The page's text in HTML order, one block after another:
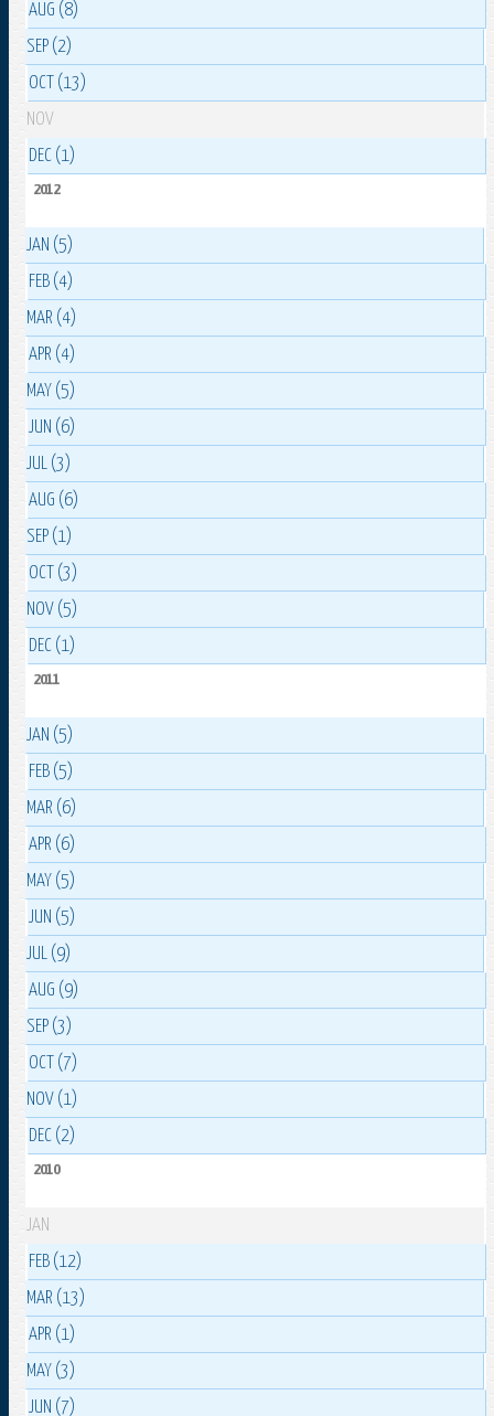
AUG (8)
SEP (2)
OCT (13)
NOV
DEC (1)
2012
JAN (5)
FEB (4)
MAR (4)
APR (4)
MAY (5)
JUN (6)
JUL (3)
AUG (6)
SEP (1)
OCT (3)
NOV (5)
DEC (1)
2011
JAN (5)
FEB (5)
MAR (6)
APR (6)
MAY (5)
JUN (5)
JUL (9)
AUG (9)
SEP (3)
OCT (7)
NOV (1)
DEC (2)
2010
JAN
FEB (12)
MAR (13)
APR (1)
MAY (3)
JUN (7)